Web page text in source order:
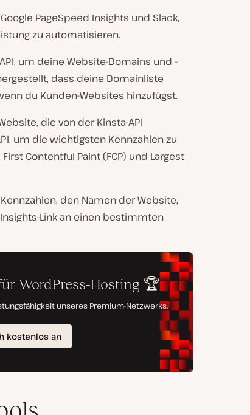
PageSpeed Insights und Slack,
zu automatisieren.
um deine Website-Domains und -
dass deine Domainliste
du Kunden-Websites hinzufügst.
die von der Kinsta-API
um die wichtigsten Kennzahlen zu
Contentful Paint (FCP) und Largest
den Namen der Website,
Link an einen bestimmten